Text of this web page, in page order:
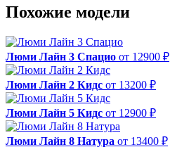
Похожие модели
Люми Лайн 3 Спацио от 12900 ₽
Люми Лайн 2 Кидс от 13200 ₽
Люми Лайн 5 Кидс от 12900 ₽
Люми Лайн 8 Натура от 13400 ₽